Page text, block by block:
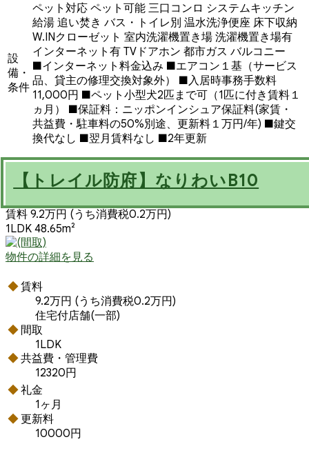
設
備・
条件
ペット対応 ペット可能 三口コンロ システムキッチン
給湯 追い焚き バス・トイレ別 温水洗浄便座 床下収納
W.INクローゼット 室内洗濯機置き場 洗濯機置き場有
インターネット有 TVドアホン 都市ガス バルコニー
■インターネット料金込み ■エアコン１基（サービス
品、貸主の修理交換対象外） ■入居時事務手数料
11,000円 ■ペット小型犬2匹まで可（1匹に付き賃料１
ヵ月） ■保証料：ニッポンインシュア保証料(家賃・
共益費・駐車料の50%別途、更新料１万円/年) ■鍵交
換代なし ■翌月賃料なし ■2年更新
【トレイル防府】なりわいB10
賃料 9.2万円 (うち消費税0.2万円)
1LDK 48.65m²
物件の詳細を見る
賃料
9.2万円 (うち消費税0.2万円)
住宅付店舗(一部)
間取
1LDK
共益費・管理費
12320円
礼金
1ヶ月
更新料
10000円